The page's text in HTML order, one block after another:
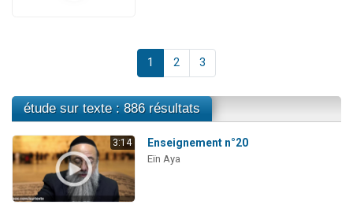
1 2 3
étude sur texte : 886 résultats
3:14 Enseignement n°20
Eïn Aya